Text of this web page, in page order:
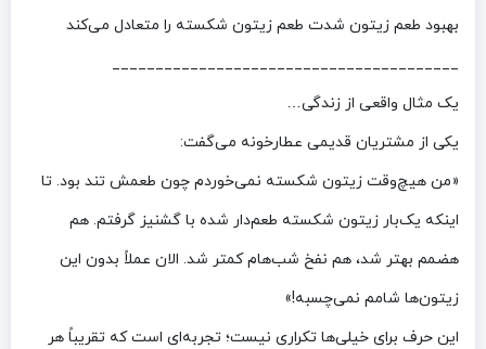
بهبود طعم زیتون شدت طعم زیتون شکسته را متعادل می‌کند
________________________________________
یک مثال واقعی از زندگی…
یکی از مشتریان قدیمی عطارخونه می‌گفت:
«من هیچ‌وقت زیتون شکسته نمی‌خوردم چون طعمش تند بود. تا
اینکه یک‌بار زیتون شکسته طعم‌دار شده با گشنیز گرفتم. هم
هضمم بهتر شد، هم نفخ شب‌هام کمتر شد. الان عملاً بدون این
زیتون‌ها شامم نمی‌چسبه!»
این حرف برای خیلی‌ها تکراری نیست؛ تجربه‌ای است که تقریباً هر